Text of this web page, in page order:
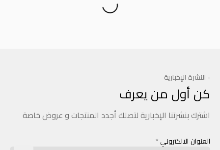
- النشرة الإخبارية
كن أول من يعرف
اشترك بنشرتنا الإخبارية لتصلك أجدد المنتجات و عروض خاصة
العنوان الالكتروني *